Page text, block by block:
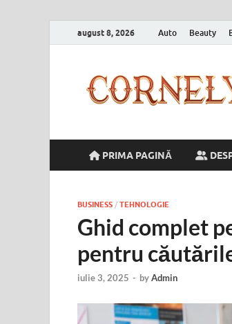
august 8, 2026 Auto Beauty
PRIMA PAGINĂ
BUSINESS / TEHNOLOGIE
Ghid complet
pentru
iulie 3, 2025 - byAdmin